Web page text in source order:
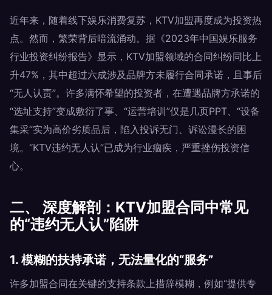
近年来，随着线下娱乐消费复苏，KTV加盟再度成为投资热
点。然而，繁荣背后暗流涌动。据《2023年中国娱乐服务
行业投资纠纷报告》显示，KTV加盟领域的合同纠纷同比上
升47%，其中超过六成涉及品牌方未履行合同承诺，且事后
“无人认责”。许多满怀希望的投资者，在遭遇品牌方承诺的
“选址支持”变成敷衍了事、“运营培训”仅是几页PPT、“设备
集采”实为高价劣质品后，陷入投诉无门、诉讼漫长的困
境。“KTV违约无人认”已成为行业痼疾，严重挫伤投资信
心。
二、 深度解剖：KTV加盟合同中常见
的“违约无人认”陷阱
1. 模糊的扶持承诺，无法量化的“服务”
许多加盟合同在关键的支持条款上措辞模糊，例如“提供专